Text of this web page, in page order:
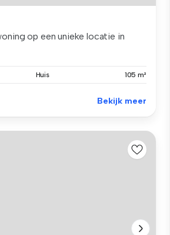
op een unieke locatie in
Huis 105 m²
Bekijk meer